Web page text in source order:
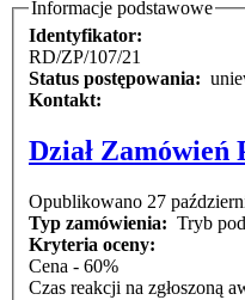
Informacje podstawowe
Identyfikator:
RD/ZP/107/21
Status postępowania:
Kontakt:
Dział
Opublikowano 27
Typ zamówienia: Tryb
Kryteria oceny:
Cena - 60%
Czas reakcji na zgłoszoną